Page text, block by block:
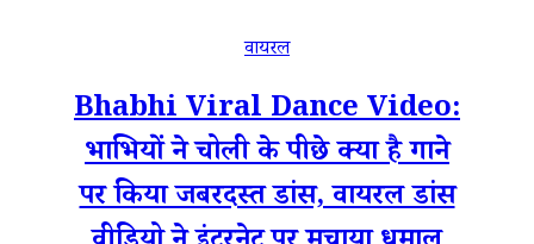
वायरल
Bhabhi Viral Dance Video:
भाभियों ने चोली के पीछे क्या है गाने
पर किया जबरदस्त डांस, वायरल डांस